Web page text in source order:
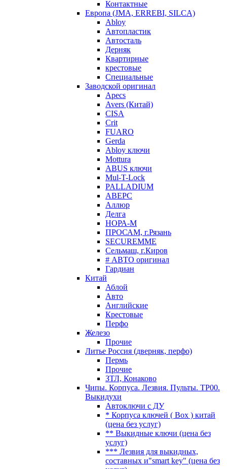
Контактные
Европа (JMA, ERREBI, SILCA)
Abloy
Автопластик
Автосталь
Дерняк
Квартирные
крестовые
Специальные
Заводской оригинал
Apecs
Avers (Китай)
CISA
Crit
FUARO
Gerda
Abloy ключи
Mottura
ABUS ключи
Mul-T-Lock
PALLADIUM
АВЕРС
Аллюр
Делга
НОРА-М
ПРОСАМ, г.Рязань
SECUREMME
Сельмаш, г.Киров
# АВТО оригинал
Гардиан
Китай
Аблой
Авто
Английские
Крестовые
Перфо
Железо
Прочие
Литье Россия (дверняк, перфо)
Пермь
Прочие
ЗТЛ, Конаково
Чипы. Корпуса. Лезвия. Пульты. TP00.
Выкидухи
Автоключи с ДУ
* Корпуса ключей ( Box ) китай
(цена без услуг)
** Выкидные ключи (цена без
услуг)
*** Лезвия для выкидных,
составных и"smart key" (цена без